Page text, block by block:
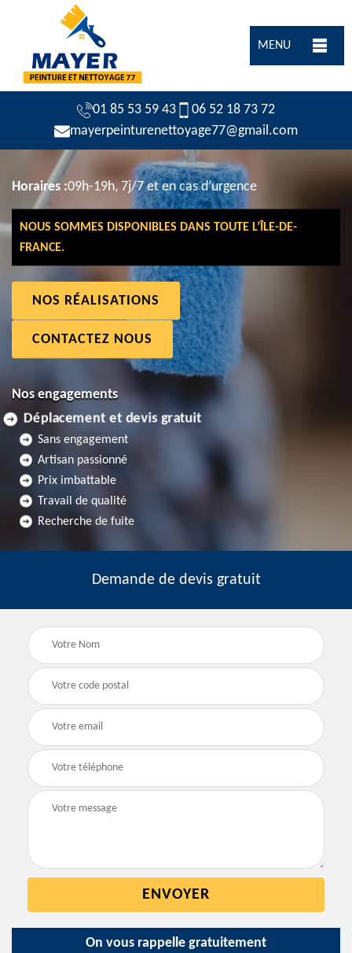
MENU
01 85 53 59 43
06 52 18 73 72
mayerpeinturenettoyage77@gmail.com
Horaires :09h-19h, 7j/7 et en cas d’urgence
NOUS SOMMES DISPONIBLES DANS TOUTE L’ÎLE-DE-
FRANCE.
NOS RÉALISATIONS
CONTACTEZ NOUS
Nos engagements
Déplacement et devis gratuit
Sans engagement
Artisan passionné
Prix imbattable
Travail de qualité
Recherche de fuite
Demande de devis gratuit
On vous rappelle gratuitement